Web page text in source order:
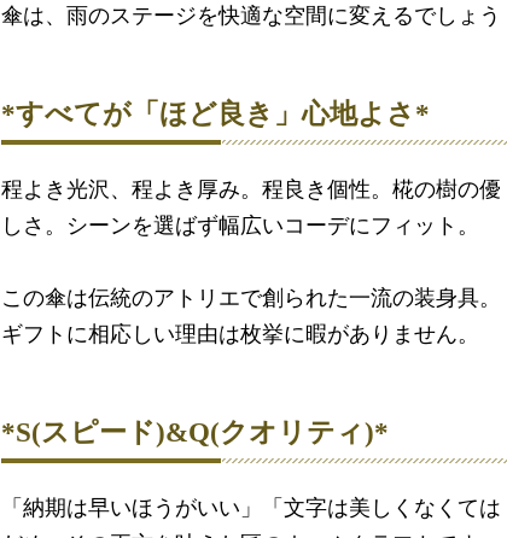
傘は、雨のステージを快適な空間に変えるでしょう
*すべてが「ほど良き」心地よさ*
程よき光沢、程よき厚み。程良き個性。椛の樹の優
しさ。シーンを選ばず幅広いコーデにフィット。
この傘は伝統のアトリエで創られた一流の装身具。
ギフトに相応しい理由は枚挙に暇がありません。
*S(スピード)&Q(クオリティ)*
「納期は早いほうがいい」「文字は美しくなくては